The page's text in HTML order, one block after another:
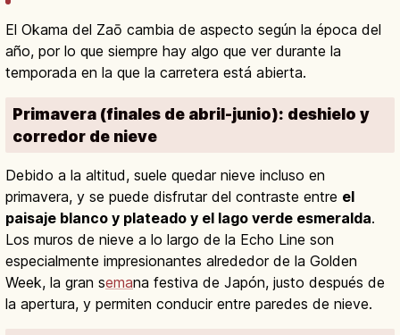
El Okama del Zaō cambia de aspecto según la época del
año, por lo que siempre hay algo que ver durante la
temporada en la que la carretera está abierta.
Primavera (finales de abril-junio): deshielo y
corredor de nieve
Debido a la altitud, suele quedar nieve incluso en
primavera, y se puede disfrutar del contraste entre el
paisaje blanco y plateado y el lago verde esmeralda.
Los muros de nieve a lo largo de la Echo Line son
especialmente impresionantes alrededor de la Golden
Week, la gran semana festiva de Japón, justo después de
la apertura, y permiten conducir entre paredes de nieve.